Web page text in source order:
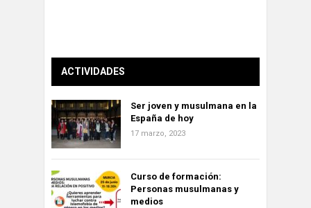
ACTIVIDADES
Ser joven y musulmana en la
España de hoy
17 marzo, 2023
Curso de formación:
Personas musulmanas y
medios